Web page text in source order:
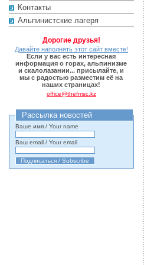
Контакты
Альпинистские лагеря
Дорогие друзья!
Давайте наполнять этот сайт вместе!
Если у вас есть интересная
информация о горах, альпинизме
и скалолазании... присылайте, и
мы с радостью разместим её на
наших страницах!
office@thefmsc.kz
Рассылка новостей
Ваше имя / Your name
Ваш email / Your email